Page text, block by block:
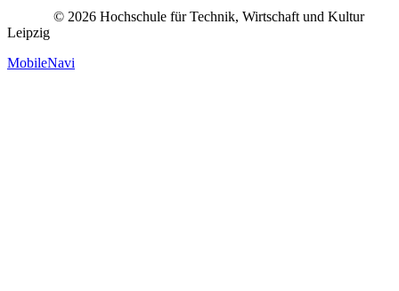
© 2026 Hochschule für Technik, Wirtschaft und Kultur
Leipzig
MobileNavi